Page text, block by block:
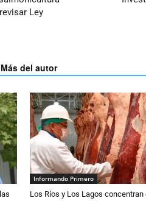
Ley
Más del autor
Informando Primero
Los Ríos y Los Lagos concentran